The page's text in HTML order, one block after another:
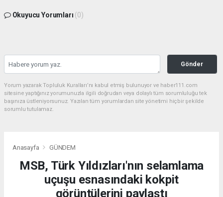
Okuyucu Yorumları (0)
Gönder
Yorum yazarak Topluluk Kuralları’nı kabul etmiş bulunuyor ve haber111.com
sitesine yaptığınız yorumunuzla ilgili doğrudan veya dolaylı tüm sorumluluğu tek
başınıza üstleniyorsunuz. Yazılan tüm yorumlardan site yönetimi hiçbir şekilde
sorumlu tutulamaz.
Anasayfa GÜNDEM
MSB, Türk Yıldızları'nın selamlama
uçuşu esnasındaki kokpit
görüntülerini paylaştı